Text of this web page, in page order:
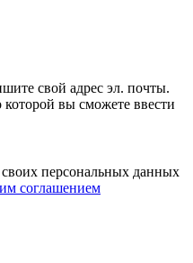
свой адрес эл. почты.
вы сможете ввести
персональных данных
соглашением